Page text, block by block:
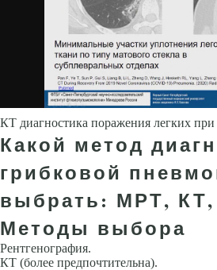
КТ диагностика поражения легких
Какой метод
грибковой
выбрать: МРТ, КТ,
Методы выбора
Рентгенография.
КТ (более предпочтительна).